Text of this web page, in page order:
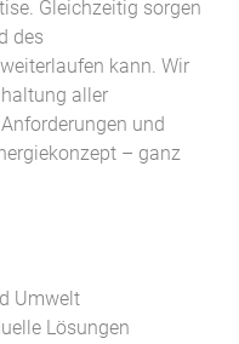
Gleichzeitig sorgen
des
kann. Wir
aller
und
– ganz
Umwelt
Lösungen